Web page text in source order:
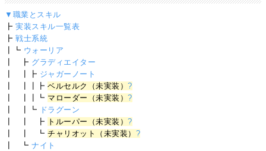
▼職業とスキル
┣実装スキル一覧表
┣戦士系統
┃┗ ウォーリア
┃ ┣ グラディエイター
┃ ┃┣ ジャガーノート
┃ ┃┃┣ベルセルク（未実装）?
┃ ┃┃┗ マローダー（未実装）?
┃ ┃┗ ドラグーン
┃ ┃ ┣ トルーパー（未実装）?
┃ ┃ ┗チャリオット（未実装） ?
┃ ┗ナイト